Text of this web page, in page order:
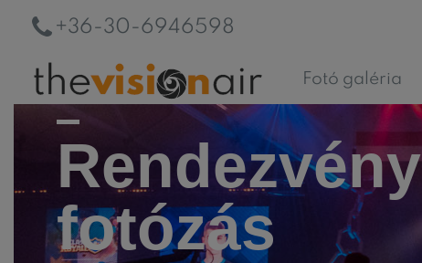
+36-30-6946598
Fotó galéria
Rendezvény
fotózás